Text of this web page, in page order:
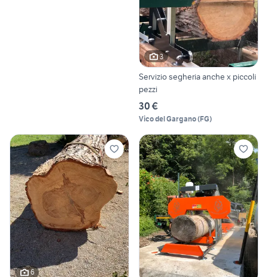
3
Servizio segheria anche x piccoli
pezzi
30 €
Vico del Gargano(FG)
6